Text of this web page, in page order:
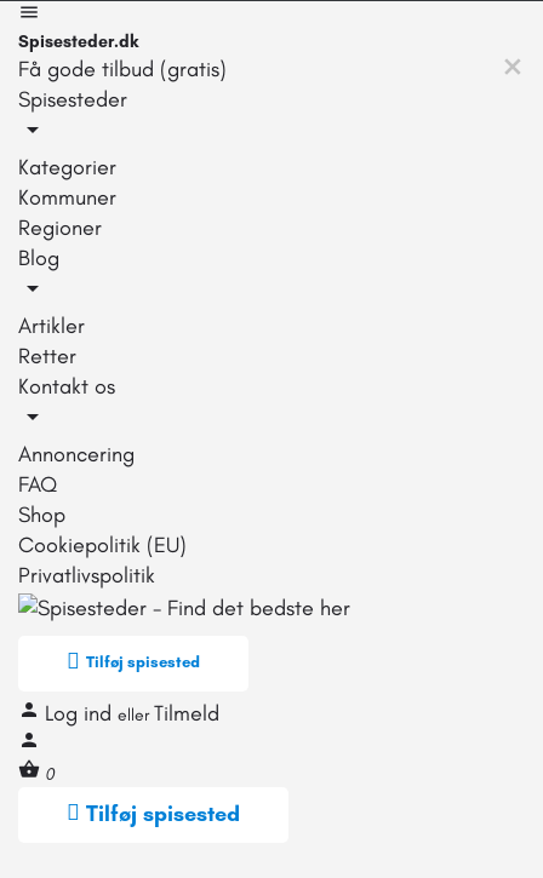
Spisesteder.dk
Få gode tilbud (gratis)
Spisesteder
Kategorier
Kommuner
Regioner
Blog
Artikler
Retter
Kontakt os
Annoncering
FAQ
Shop
Cookiepolitik (EU)
Privatlivspolitik
Tilføj spisested
Log ind eller Tilmeld
0
Tilføj spisested